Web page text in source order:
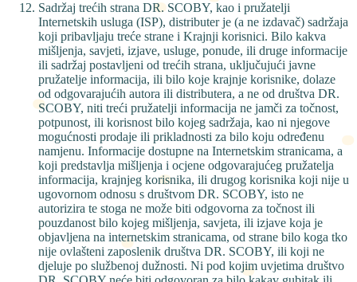
Sadržaj trećih strana DR. SCOBY, kao i pružatelji
Internetskih usluga (ISP), distributer je (a ne izdavač) sadržaja
koji pribavljaju treće strane i Krajnji korisnici. Bilo kakva
mišljenja, savjeti, izjave, usluge, ponude, ili druge informacije
ili sadržaj postavljeni od trećih strana, uključujući javne
pružatelje informacija, ili bilo koje krajnje korisnike, dolaze
od odgovarajućih autora ili distributera, a ne od društva DR.
SCOBY, niti treći pružatelji informacija ne jamči za točnost,
potpunost, ili korisnost bilo kojeg sadržaja, kao ni njegove
mogućnosti prodaje ili prikladnosti za bilo koju određenu
namjenu. Informacije dostupne na Internetskim stranicama, a
koji predstavlja mišljenja i ocjene odgovarajućeg pružatelja
informacija, krajnjeg korisnika, ili drugog korisnika koji nije u
ugovornom odnosu s društvom DR. SCOBY, isto ne
autorizira te stoga ne može biti odgovorna za točnost ili
pouzdanost bilo kojeg mišljenja, savjeta, ili izjave koja je
objavljena na internetskim stranicama, od strane bilo koga tko
nije ovlašteni zaposlenik društva DR. SCOBY, ili koji ne
djeluje po službenoj dužnosti. Ni pod kojim uvjetima društvo